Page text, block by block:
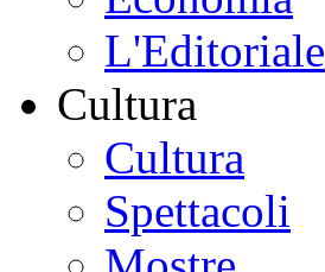
L'Editoriale
Cultura
Cultura
Spettacoli